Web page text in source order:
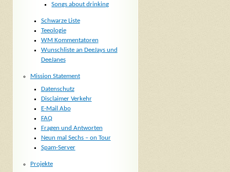
Songs about drinking
Schwarze Liste
Teeologie
WM Kommentatoren
Wunschliste an DeeJays und
DeeJanes
Mission Statement
Datenschutz
Disclaimer Verkehr
E-Mail Abo
FAQ
Fragen und Antworten
Neun mal Sechs – on Tour
Spam-Server
Projekte